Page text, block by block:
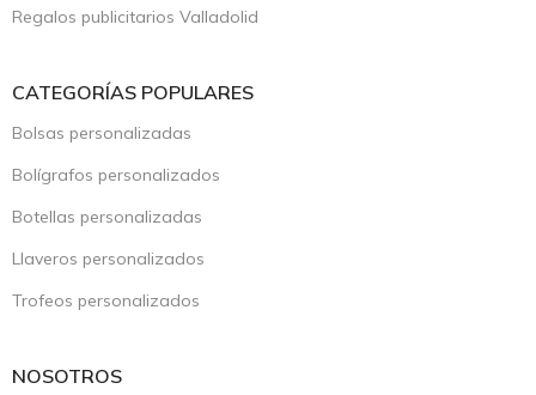
Regalos publicitarios Valladolid
CATEGORÍAS POPULARES
Bolsas personalizadas
Bolígrafos personalizados
Botellas personalizadas
Llaveros personalizados
Trofeos personalizados
NOSOTROS